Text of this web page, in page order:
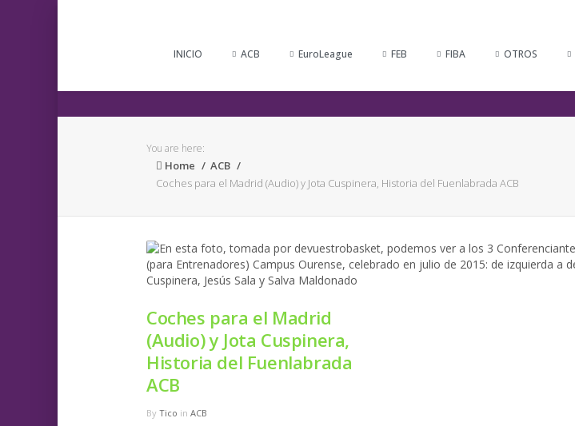
INICIO ACB EuroLeague FEB FIBA OTROS
You are here:
Home
ACB
Coches para el Madrid (Audio) y Jota Cuspinera, Historia del Fuenlabrada ACB
Coches para el Madrid
(Audio) y Jota Cuspinera,
Historia del Fuenlabrada
ACB
By Tico in ACB